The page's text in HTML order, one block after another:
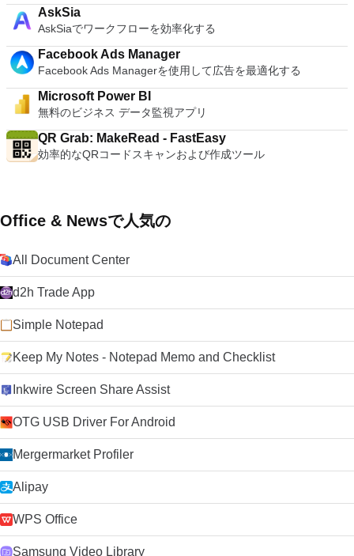
AskSia
AskSiaでワークフローを効率化する
Facebook Ads Manager
Facebook Ads Managerを使用して広告を最適化する
Microsoft Power BI
無料のビジネス データ監視アプリ
QR Grab: MakeRead - FastEasy
効率的なQRコードスキャンおよび作成ツール
Office & Newsで人気の
All Document Center
d2h Trade App
Simple Notepad
Keep My Notes - Notepad Memo and Checklist
Inkwire Screen Share Assist
OTG USB Driver For Android
Mergermarket Profiler
Alipay
WPS Office
Samsung Video Library